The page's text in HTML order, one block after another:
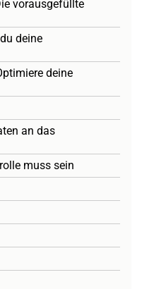
vorausgefüllte
deine
deine
an das
muss sein